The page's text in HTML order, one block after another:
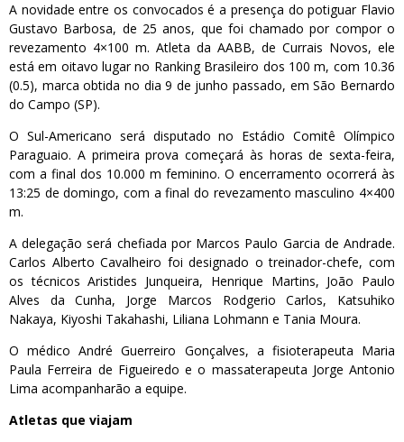
A novidade entre os convocados é a presença do potiguar Flavio
Gustavo Barbosa, de 25 anos, que foi chamado por compor o
revezamento 4×100 m. Atleta da AABB, de Currais Novos, ele
está em oitavo lugar no Ranking Brasileiro dos 100 m, com 10.36
(0.5), marca obtida no dia 9 de junho passado, em São Bernardo
do Campo (SP).
O Sul-Americano será disputado no Estádio Comitê Olímpico
Paraguaio. A primeira prova começará às horas de sexta-feira,
com a final dos 10.000 m feminino. O encerramento ocorrerá às
13:25 de domingo, com a final do revezamento masculino 4×400
m.
A delegação será chefiada por Marcos Paulo Garcia de Andrade.
Carlos Alberto Cavalheiro foi designado o treinador-chefe, com
os técnicos Aristides Junqueira, Henrique Martins, João Paulo
Alves da Cunha, Jorge Marcos Rodgerio Carlos, Katsuhiko
Nakaya, Kiyoshi Takahashi, Liliana Lohmann e Tania Moura.
O médico André Guerreiro Gonçalves, a fisioterapeuta Maria
Paula Ferreira de Figueiredo e o massaterapeuta Jorge Antonio
Lima acompanharão a equipe.
Atletas que viajam